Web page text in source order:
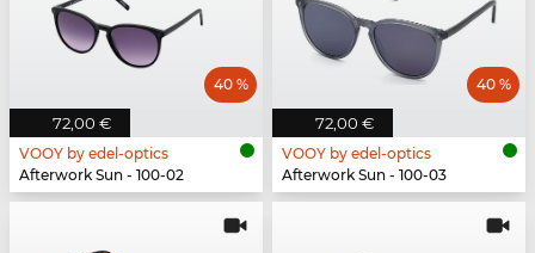
72,00 €
40 %
VOOY by edel-optics
Afterwork Sun - 100-02
72,00 €
40 %
VOOY by edel-optics
Afterwork Sun - 100-03